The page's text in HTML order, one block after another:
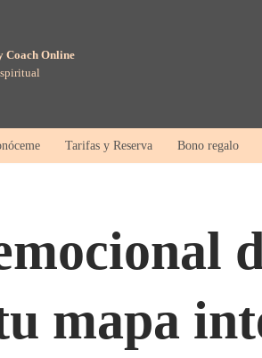
Coach Online
Tarifas y Reserva Bono regalo
mapa